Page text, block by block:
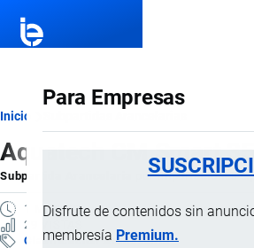
Para Empresas
Disfrute de contenidos sin
membresía Premium.
Ruta
de
navegación
Inicio
Aquatech CM Smart
Subpartida Arancelaria porImportaciones …
1 MINUTO
29 VISTAS
Clasificación Arancelaria